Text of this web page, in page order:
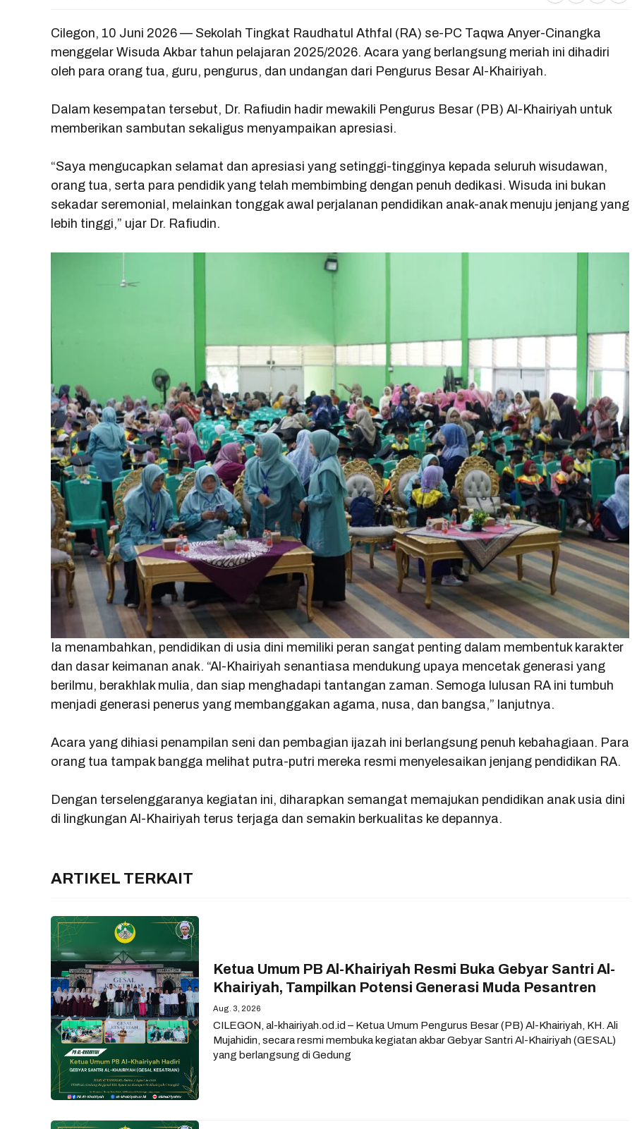
c
o
k
a
A
p
l
r
Cilegon, 10 Juni 2026 — Sekolah Tingkat Raudhatul Athfal (RA) se-PC Taqwa Anyer-Cinangka
menggelar Wisuda Akbar tahun pelajaran 2025/2026. Acara yang berlangsung meriah ini dihadiri
oleh para orang tua, guru, pengurus, dan undangan dari Pengurus Besar Al-Khairiyah.
Dalam kesempatan tersebut, Dr. Rafiudin hadir mewakili Pengurus Besar (PB) Al-Khairiyah untuk
memberikan sambutan sekaligus menyampaikan apresiasi.
“Saya mengucapkan selamat dan apresiasi yang setinggi-tingginya kepada seluruh wisudawan,
orang tua, serta para pendidik yang telah membimbing dengan penuh dedikasi. Wisuda ini bukan
sekadar seremonial, melainkan tonggak awal perjalanan pendidikan anak-anak menuju jenjang yang
lebih tinggi,” ujar Dr. Rafiudin.
Ia menambahkan, pendidikan di usia dini memiliki peran sangat penting dalam membentuk karakter
dan dasar keimanan anak. “Al-Khairiyah senantiasa mendukung upaya mencetak generasi yang
berilmu, berakhlak mulia, dan siap menghadapi tantangan zaman. Semoga lulusan RA ini tumbuh
menjadi generasi penerus yang membanggakan agama, nusa, dan bangsa,” lanjutnya.
Acara yang dihiasi penampilan seni dan pembagian ijazah ini berlangsung penuh kebahagiaan. Para
orang tua tampak bangga melihat putra-putri mereka resmi menyelesaikan jenjang pendidikan RA.
Dengan terselenggaranya kegiatan ini, diharapkan semangat memajukan pendidikan anak usia dini
di lingkungan Al-Khairiyah terus terjaga dan semakin berkualitas ke depannya.
ARTIKEL TERKAIT
Ketua Umum PB Al-Khairiyah Resmi Buka Gebyar Santri Al-
Khairiyah, Tampilkan Potensi Generasi Muda Pesantren
Aug. 3, 2026
CILEGON, al-khairiyah.od.id – Ketua Umum Pengurus Besar (PB) Al-Khairiyah, KH. Ali
Mujahidin, secara resmi membuka kegiatan akbar Gebyar Santri Al-Khairiyah (GESAL)
yang berlangsung di Gedung